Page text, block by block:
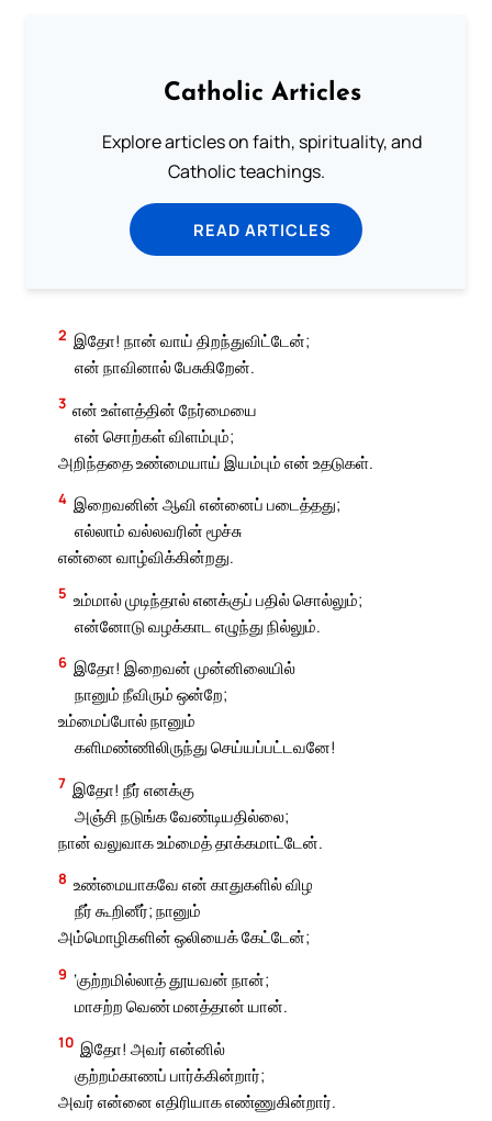
Catholic Articles
Explore articles on faith, spirituality, and
Catholic teachings.
READ ARTICLES
2 இதோ! நான் வாய் திறந்துவிட்டேன்;
என் நாவினால் பேசுகிறேன்.
3 என் உள்ளத்தின் நேர்மையை
என் சொற்கள் விளம்பும்;
அறிந்ததை உண்மையாய் இயம்பும் என் உதடுகள்.
4 இறைவனின் ஆவி என்னைப் படைத்தது;
எல்லாம் வல்லவரின் மூச்சு
என்னை வாழ்விக்கின்றது.
5 உம்மால் முடிந்தால் எனக்குப் பதில் சொல்லும்;
என்னோடு வழக்காட எழுந்து நில்லும்.
6 இதோ! இறைவன் முன்னிலையில்
நானும் நீவிரும் ஒன்றே;
உம்மைப்போல் நானும்
களிமண்ணிலிருந்து செய்யப்பட்டவனே!
7 இதோ! நீர் எனக்கு
அஞ்சி நடுங்க வேண்டியதில்லை;
நான் வலுவாக உம்மைத் தாக்கமாட்டேன்.
8 உண்மையாகவே என் காதுகளில் விழ
நீர் கூறினீர்; நானும்
அம்மொழிகளின் ஒலியைக் கேட்டேன்;
9 ‘குற்றமில்லாத் தூயவன் நான்;
மாசற்ற வெண் மனத்தான் யான்.
10 இதோ! அவர் என்னில்
குற்றம்காணப் பார்க்கின்றார்;
அவர் என்னை எதிரியாக எண்ணுகின்றார்.